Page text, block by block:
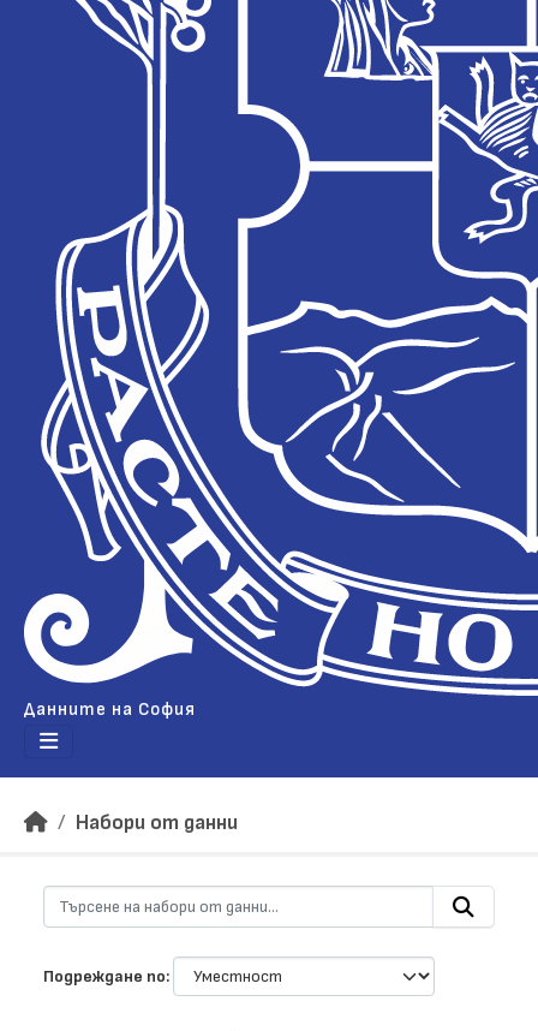
Данните на София
Набори от данни
Подреждане по